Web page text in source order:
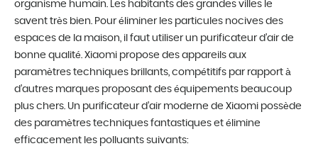
organisme humain. Les habitants des grandes villes le
savent très bien. Pour éliminer les particules nocives des
espaces de la maison, il faut utiliser un purificateur d’air de
bonne qualité. Xiaomi propose des appareils aux
paramètres techniques brillants, compétitifs par rapport à
d’autres marques proposant des équipements beaucoup
plus chers. Un purificateur d’air moderne de Xiaomi possède
des paramètres techniques fantastiques et élimine
efficacement les polluants suivants: